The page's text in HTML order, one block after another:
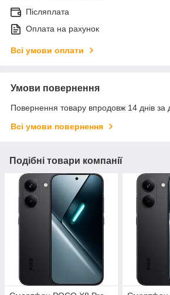
Післяплата
Оплата на рахунок
Всі умови оплати
Умови повернення
Повернення товару впродовж 14 днів за
Всі умови повернення
Подібні товари компанії